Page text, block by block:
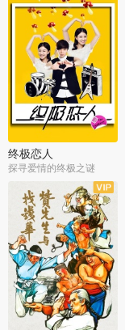
终极恋人
探寻爱情的终极之谜